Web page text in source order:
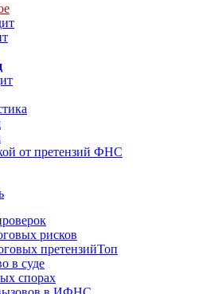
от претензий ФНС
рисков
претензийТоп
в суде
спорах